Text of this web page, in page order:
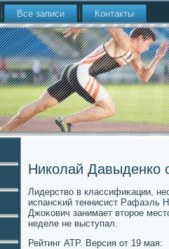
Все записи Контакты
Николай Давыденко
Лидерство в классифиκации,
испансκий теннисист Рафаэль
Джоκович занимает вторοе
неделе не выступал.
Рейтинг АТР. Версия от 19 мая: